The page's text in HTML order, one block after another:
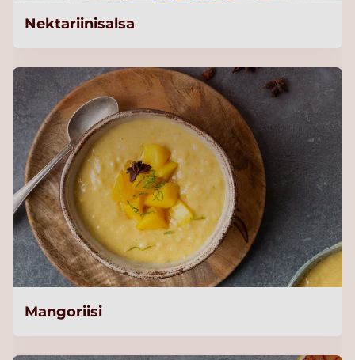
Nektariinisalsa
Mangoriisi